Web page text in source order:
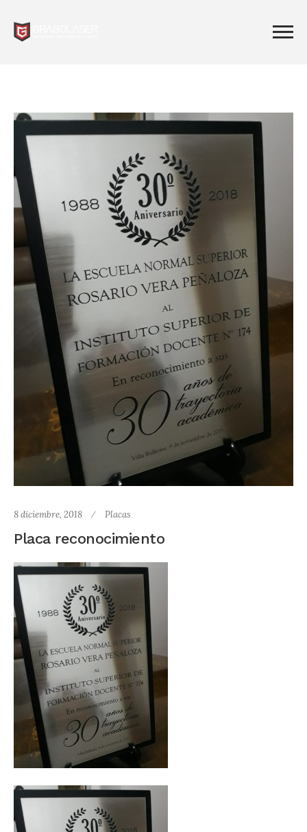
8 diciembre, 2018 Placas
Placa reconocimiento